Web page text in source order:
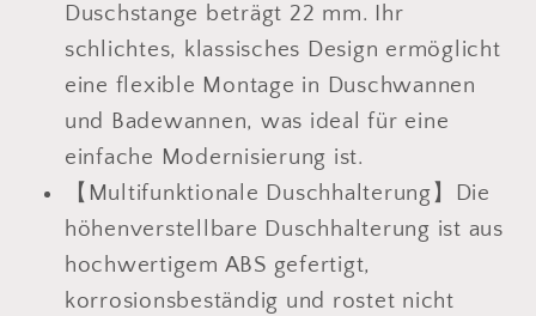
Duschstange beträgt 22 mm. Ihr
schlichtes, klassisches Design ermöglicht
eine flexible Montage in Duschwannen
und Badewannen, was ideal für eine
einfache Modernisierung ist.
【Multifunktionale Duschhalterung】Die
höhenverstellbare Duschhalterung ist aus
hochwertigem ABS gefertigt,
korrosionsbeständig und rostet nicht